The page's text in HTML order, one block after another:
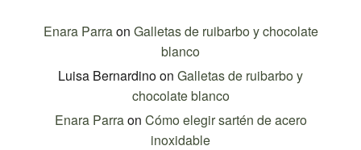
Enara Parraon Galletas de ruibarbo y chocolate
blanco
Luisa Bernardinoon Galletas de ruibarbo y
chocolate blanco
Enara Parraon Cómo elegir sartén de acero
inoxidable